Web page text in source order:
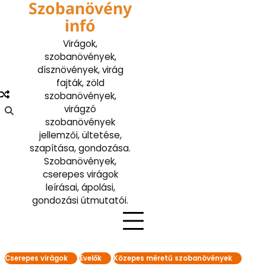
Szobanövény
infó
Virágok,
szobanövények,
dísznövények, virág
fajták, zöld
szobanövények,
virágzó
szobanövények
jellemzői, ültetése,
szapítása, gondozása.
Szobanövények,
cserepes virágok
leírásai, ápolási,
gondozási útmutatói.
Cserepes virágok Évelők
Közepes méretű szobanövények